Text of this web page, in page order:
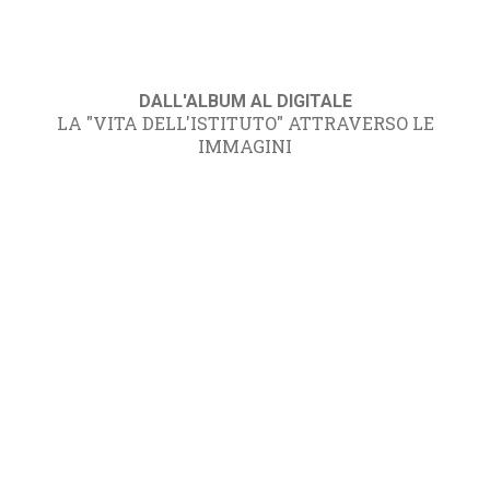
DALL'ALBUM AL DIGITALE
LA "VITA DELL'ISTITUTO" ATTRAVERSO LE
IMMAGINI